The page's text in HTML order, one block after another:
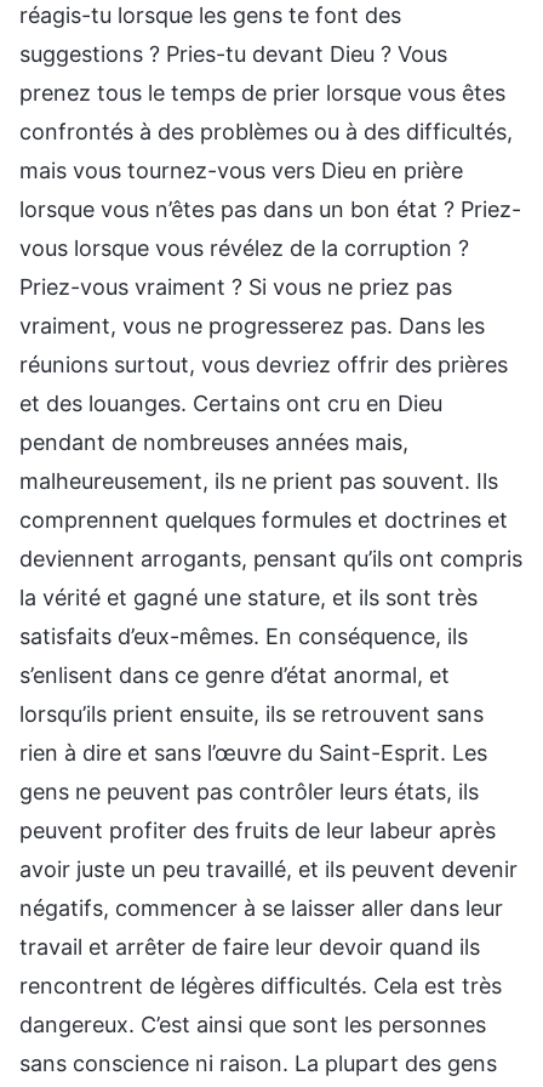
réagis-tu lorsque les gens te font des
suggestions ? Pries-tu devant Dieu ? Vous
prenez tous le temps de prier lorsque vous êtes
confrontés à des problèmes ou à des difficultés,
mais vous tournez-vous vers Dieu en prière
lorsque vous n’êtes pas dans un bon état ? Priez-
vous lorsque vous révélez de la corruption ?
Priez-vous vraiment ? Si vous ne priez pas
vraiment, vous ne progresserez pas. Dans les
réunions surtout, vous devriez offrir des prières
et des louanges. Certains ont cru en Dieu
pendant de nombreuses années mais,
malheureusement, ils ne prient pas souvent. Ils
comprennent quelques formules et doctrines et
deviennent arrogants, pensant qu’ils ont compris
la vérité et gagné une stature, et ils sont très
satisfaits d’eux-mêmes. En conséquence, ils
s’enlisent dans ce genre d’état anormal, et
lorsqu’ils prient ensuite, ils se retrouvent sans
rien à dire et sans l’œuvre du Saint-Esprit. Les
gens ne peuvent pas contrôler leurs états, ils
peuvent profiter des fruits de leur labeur après
avoir juste un peu travaillé, et ils peuvent devenir
négatifs, commencer à se laisser aller dans leur
travail et arrêter de faire leur devoir quand ils
rencontrent de légères difficultés. Cela est très
dangereux. C’est ainsi que sont les personnes
sans conscience ni raison. La plupart des gens